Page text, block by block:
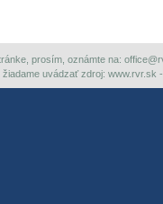
prosím, oznámte na:
uvádzať zdroj: www.rvr.sk